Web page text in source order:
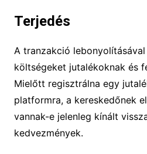
Terjedés
A tranzakció
költségeket jutalékoknak és
Mielőtt regisztrálna egy
platformra, a kereskedőnek
vannak-e jelenleg kínált
kedvezmények.